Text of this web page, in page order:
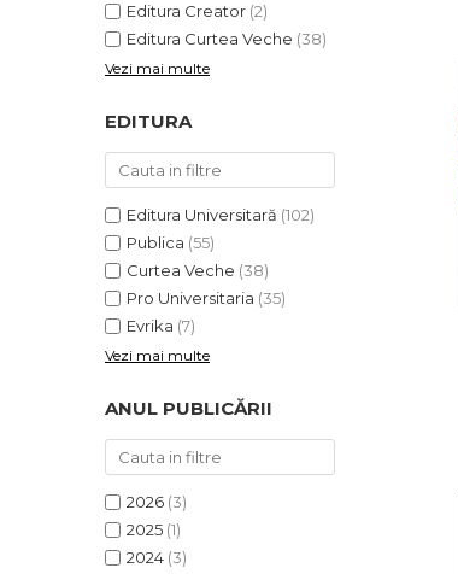
Editura Creator (2)
Editura Curtea Veche (38)
Vezi mai multe
EDITURA
Editura Universitară (102)
Publica (55)
Curtea Veche (38)
Pro Universitaria (35)
Evrika (7)
Vezi mai multe
ANUL PUBLICĂRII
2026 (3)
2025 (1)
2024 (3)